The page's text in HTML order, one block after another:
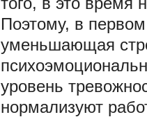
Поэтому, в
уменьшающая
уровень
нормализуют